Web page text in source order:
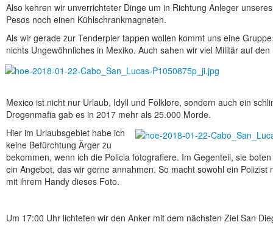
Also kehren wir unverrichteter Dinge um in Richtung Anleger
Pesos noch einen Kühlschrankmagneten.
Als wir gerade zur Tenderpier tappen wollen kommt uns eine
nichts Ungewöhnliches in Mexiko. Auch sahen wir viel Militär auf
Mexico ist nicht nur Urlaub, Idyll und Folklore, sondern auch ein
Drogenmafia gab es in 2017 mehr als 25.000 Morde.
Hier im Urlaubsgebiet habe ich
keine Befürchtung Ärger zu
bekommen, wenn ich die Policia fotografiere. Im Gegenteil, sie
ein Angebot, das wir gerne annahmen. So macht sowohl ein
mit ihrem Handy dieses Foto.
Um 17:00 Uhr lichteten wir den Anker mit dem nächsten Ziel San